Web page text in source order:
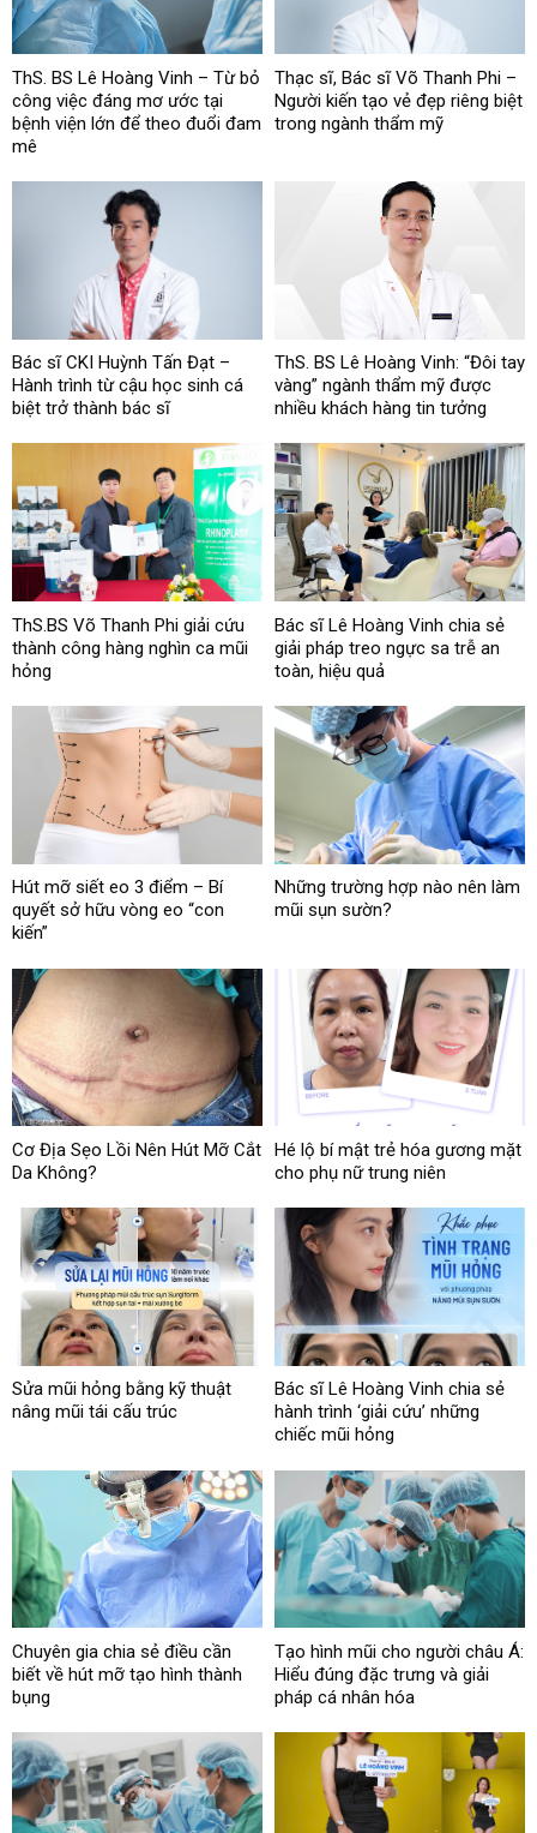
ThS. BS Lê Hoàng Vinh – Từ bỏ
công việc đáng mơ ước tại
bệnh viện lớn để theo đuổi đam
mê
Thạc sĩ, Bác sĩ Võ Thanh Phi –
Người kiến tạo vẻ đẹp riêng biệt
trong ngành thẩm mỹ
Bác sĩ CKI Huỳnh Tấn Đạt –
Hành trình từ cậu học sinh cá
biệt trở thành bác sĩ
ThS. BS Lê Hoàng Vinh: “Đôi tay
vàng” ngành thẩm mỹ được
nhiều khách hàng tin tưởng
ThS.BS Võ Thanh Phi giải cứu
thành công hàng nghìn ca mũi
hỏng
Bác sĩ Lê Hoàng Vinh chia sẻ
giải pháp treo ngực sa trễ an
toàn, hiệu quả
Hút mỡ siết eo 3 điểm – Bí
quyết sở hữu vòng eo “con
kiến”
Những trường hợp nào nên làm
mũi sụn sườn?
Cơ Địa Sẹo Lồi Nên Hút Mỡ Cắt
Da Không?
Hé lộ bí mật trẻ hóa gương mặt
cho phụ nữ trung niên
Sửa mũi hỏng bằng kỹ thuật
nâng mũi tái cấu trúc
Bác sĩ Lê Hoàng Vinh chia sẻ
hành trình ‘giải cứu’ những
chiếc mũi hỏng
Chuyên gia chia sẻ điều cần
biết về hút mỡ tạo hình thành
bụng
Tạo hình mũi cho người châu Á:
Hiểu đúng đặc trưng và giải
pháp cá nhân hóa